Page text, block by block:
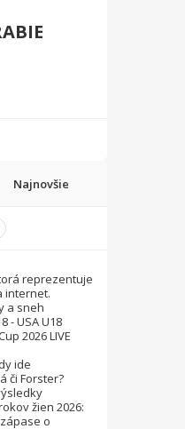
Najnovšie
reprezentuje
internet.
a sneh
- USA U18
2026 LIVE
ide
či Forster?
žien 2026:
o